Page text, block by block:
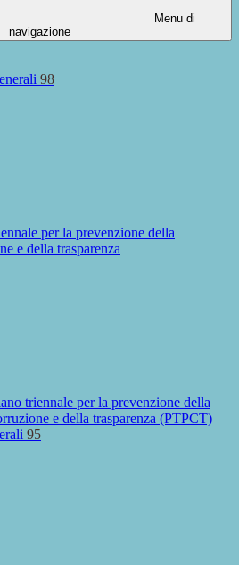
Menu di
navigazione
98
per la prevenzione della
e della trasparenza
triennale per la prevenzione della
e della trasparenza (PTPCT)
95